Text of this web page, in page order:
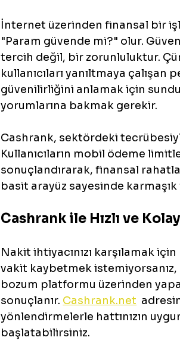
İnternet üzerinden finansal bir
"Param güvende mi?" olur.
tercih değil, bir zorunluluktur.
kullanıcıları yanıltmaya
güvenilirliğini anlamak için
yorumlarına bakmak gerekir.
Cashrank, sektördeki
Kullanıcıların mobil ödeme
sonuçlandırarak, finansal
basit arayüz sayesinde
Cashrank ile Hızlı ve
Nakit ihtiyacınızı karşılamak
vakit kaybetmek
bozum platformu üzerinden
sonuçlanır. Cashrank.net
yönlendirmelerle hattınızın
başlatabilirsiniz.